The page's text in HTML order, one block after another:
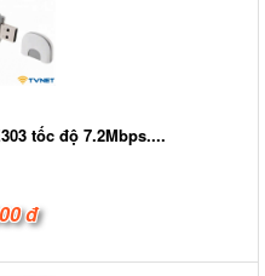
tốc độ 7.2Mbps....
đ